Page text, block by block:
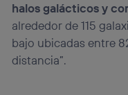
halos galácticos y
alrededor de 115
bajo ubicadas entre
distancia”.